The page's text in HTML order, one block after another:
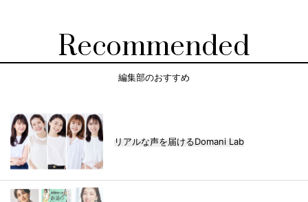
Recommended
編集部のおすすめ
リアルな声を届けるDomani Lab